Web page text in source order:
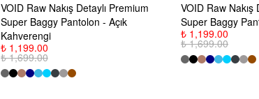
VOID Raw Nakış Detaylı Premium
Super Baggy Pantolon - Açık
Kahverengi
₺ 1,199.00
₺ 1,699.00
VOID Raw Nakış
Super Baggy
₺ 1,199.00
₺ 1,699.00